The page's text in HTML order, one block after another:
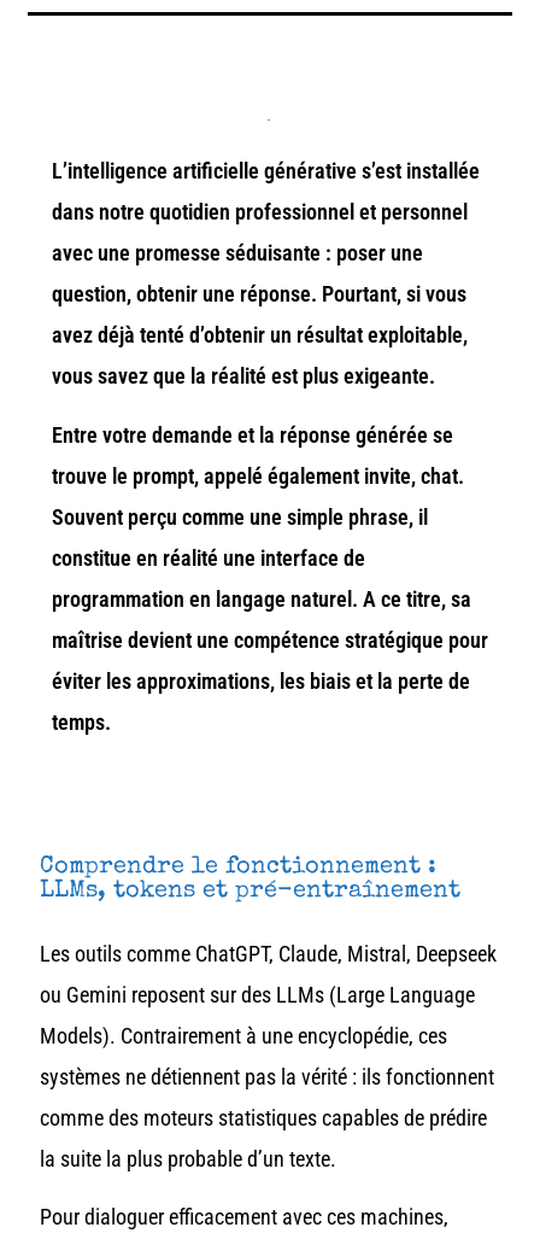
L’intelligence artificielle générative s’est installée
dans notre quotidien professionnel et personnel
avec une promesse séduisante : poser une
question, obtenir une réponse. Pourtant, si vous
avez déjà tenté d’obtenir un résultat exploitable,
vous savez que la réalité est plus exigeante.
Entre votre demande et la réponse générée se
trouve le prompt, appelé également invite, chat.
Souvent perçu comme une simple phrase, il
constitue en réalité une interface de
programmation en langage naturel. A ce titre, sa
maîtrise devient une compétence stratégique pour
éviter les approximations, les biais et la perte de
temps.
Comprendre le fonctionnement :
LLMs, tokens et pré-entraînement
Les outils comme ChatGPT, Claude, Mistral, Deepseek
ou Gemini reposent sur des LLMs (Large Language
Models). Contrairement à une encyclopédie, ces
systèmes ne détiennent pas la vérité : ils fonctionnent
comme des moteurs statistiques capables de prédire
la suite la plus probable d’un texte.
Pour dialoguer efficacement avec ces machines,